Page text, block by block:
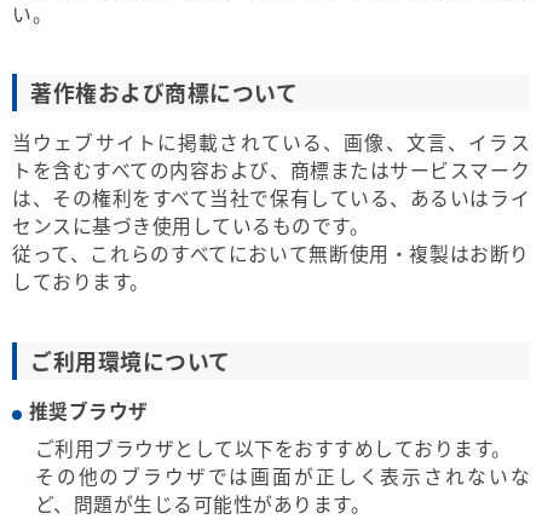
い。
著作権および商標について
当ウェブサイトに掲載されている、画像、文言、イラス
トを含むすべての内容および、商標またはサービスマーク
は、その権利をすべて当社で保有している、あるいはライ
センスに基づき使用しているものです。
従って、これらのすべてにおいて無断使用・複製はお断り
しております。
ご利用環境について
推奨ブラウザ
ご利用ブラウザとして以下をおすすめしております。
その他のブラウザでは画面が正しく表示されないな
ど、問題が生じる可能性があります。